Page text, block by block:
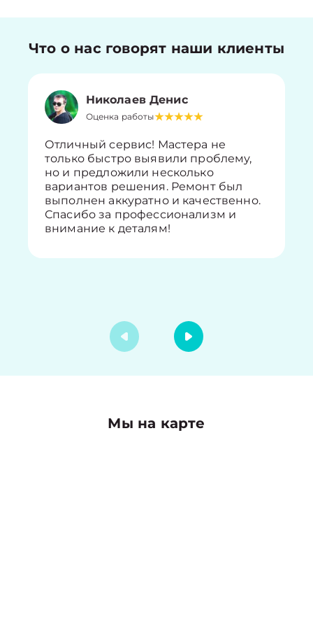
Что о нас говорят наши клиенты
Николаев Денис
Оценка работы
Отличный сервис! Мастера не
только быстро выявили проблему,
но и предложили несколько
вариантов решения. Ремонт был
выполнен аккуратно и качественно.
Спасибо за профессионализм и
внимание к деталям!
Мы на карте